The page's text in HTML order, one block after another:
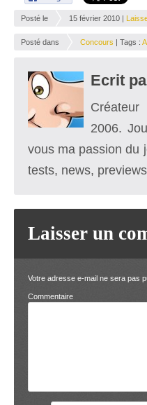
Posté le 15 février 2010 |
Posté dans Concours | Tags :
Ecrit
Créateur
2006.
vous ma passion du
tests, news,
Laisser un
Votre adresse e-mail ne sera pas